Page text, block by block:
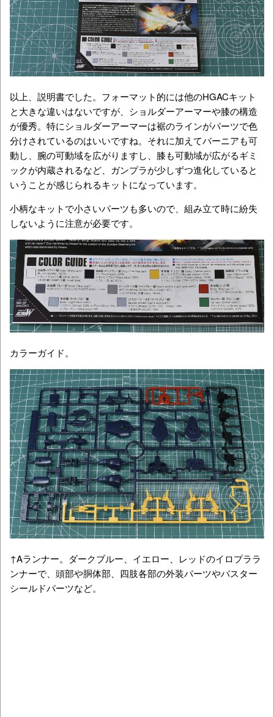
以上、説明書でした。フォーマット的には他のHGACキット
と大きな違いはないですが、ショルダーアーマーや膝の構造
が優秀。特にショルダーアーマーは裾のラインがパーツで色
分けされているのはいいですね。それに加えてバーニアも可
動し、腕の可動域を広がりますし、膝も可動域が広がるギミ
ックが内蔵されるなど、ガンプラが少しずつ進化していると
いうことが感じられるキットになっています。
小柄なキットで小さいパーツも多いので、組み立て時に紛失
しないように注意が必要です。
カラーガイド。
↑Aランナー。ダークブルー、イエロー、レッドのイロプララ
ンナーで、頭部や胴体部、四肢各部の外装パーツやバスター
シールドパーツなど。